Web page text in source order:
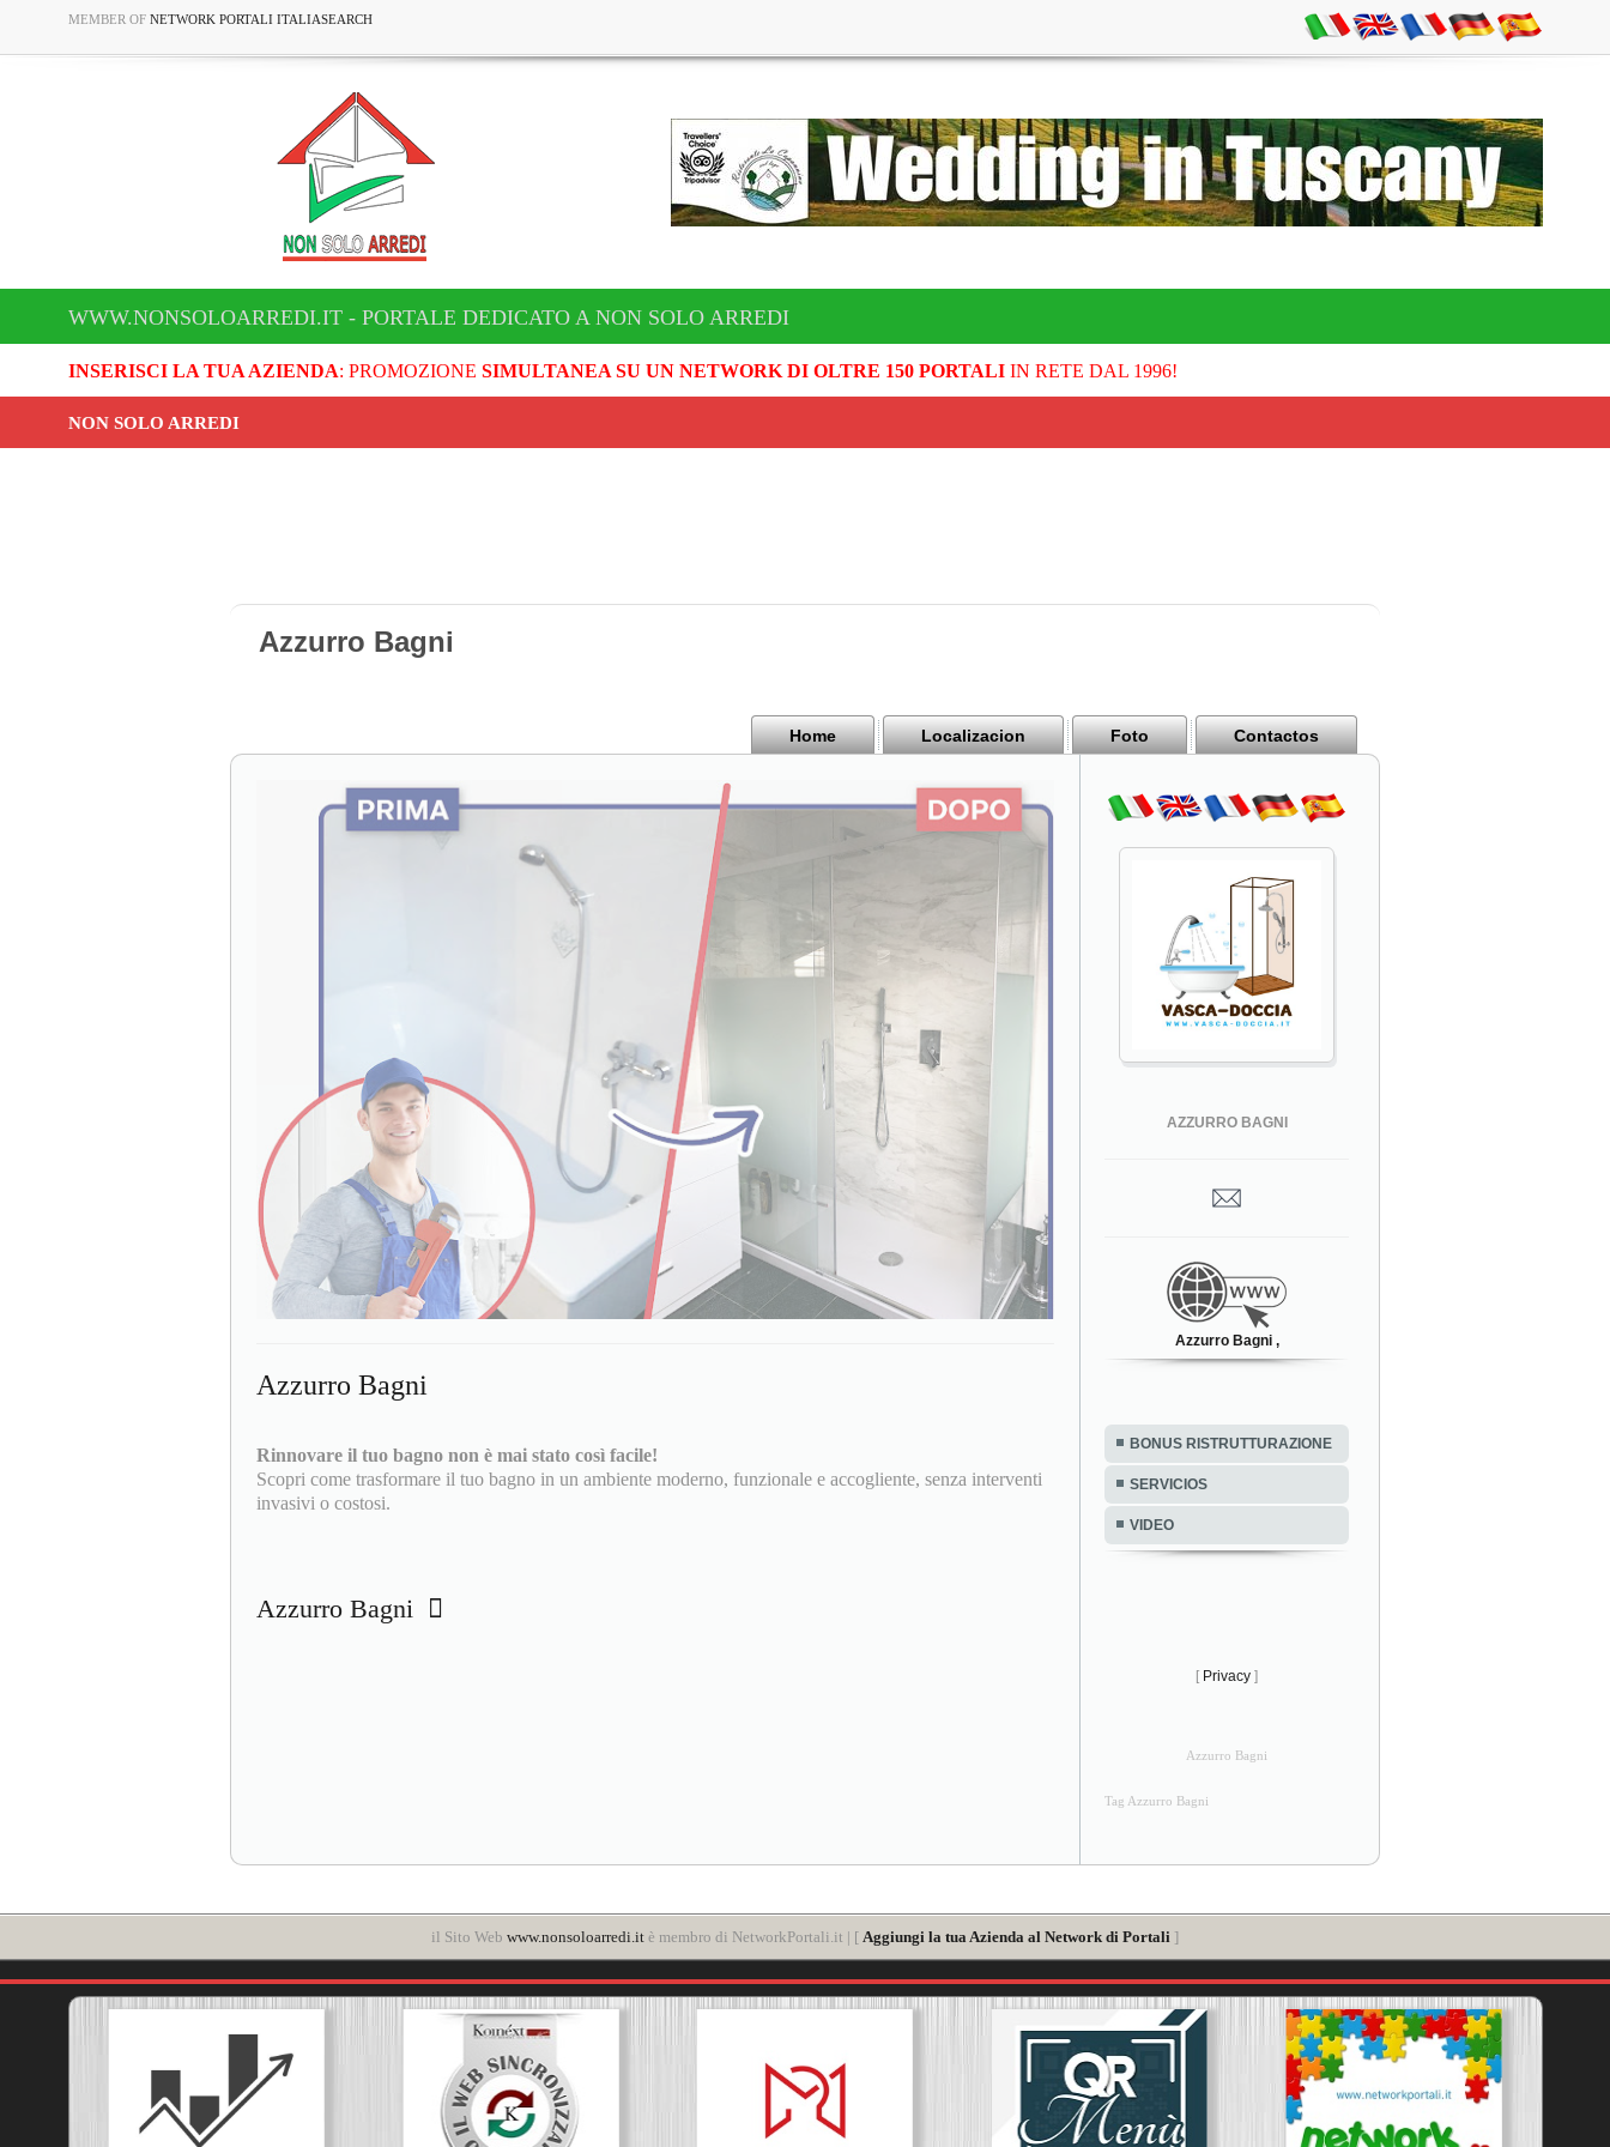
MEMBER OF NETWORK PORTALI ITALIASEARCH
WWW.NONSOLOARREDI.IT - PORTALE DEDICATO A NON SOLO ARREDI
INSERISCI LA TUA AZIENDA: PROMOZIONE SIMULTANEA SU UN NETWORK DI OLTRE 150 PORTALIIN RETE DAL 1996!
NON SOLO ARREDI
Azzurro Bagni
Home Localizacion Foto Contactos
Azzurro Bagni
Rinnovare il tuo bagno non è mai stato così facile!
Scopri come trasformare il tuo bagno in un ambiente moderno, funzionale e accogliente, senza interventi
invasivi o costosi.
Azzurro Bagni
AZZURRO BAGNI
Azzurro Bagni ,
BONUS RISTRUTTURAZIONE
SERVICIOS
VIDEO
[ Privacy ]
Azzurro Bagni
Tag Azzurro Bagni
il Sito Web www.nonsoloarredi.it è membro di NetworkPortali.it | [ Aggiungi la tua Azienda al Network di Portali ]